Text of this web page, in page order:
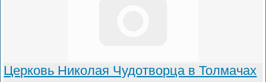
Церковь Николая Чудотворца в Толмачах